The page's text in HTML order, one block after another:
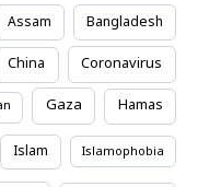
Assam Bangladesh
China Coronavirus
Gaza Hamas
Islam Islamophobia